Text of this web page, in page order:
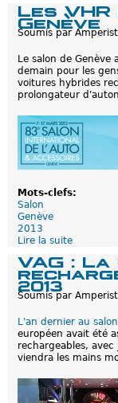
t
r
a
a
g
a
n
e
s
S
a
n
d
e
G
n
è
v
e
2
1
L
e
s
g
e
s
Les
Genève
Soumis par
Le salon de
demain pour les
voitures hybrides
prolongateur
Mots-clefs:
Salon
Genève
2013
Lire la suite
L
e
V
R
e
t
V
P
A
VAG :
2013
Soumis par
L'an dernier au
européen avait été
rechargeables, avec
viendra les mains